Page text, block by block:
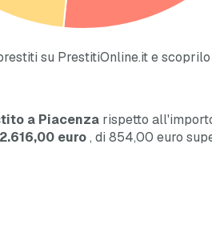
su PrestitiOnline.it e
a Piacenza rispetto
euro, di 854,00 euro